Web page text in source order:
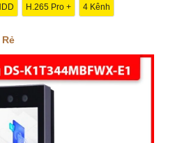
- Chất Lượng không thể phủ
an ninh hoàn hảo cho ngôi nhà,
mình? Hãy yên tâm với dịch vụ lắp
tôi - mang đến sự an tâm và chất
tôi cam kết cung cấp giải pháp lắp
H.265 Pro + 4 Kênh